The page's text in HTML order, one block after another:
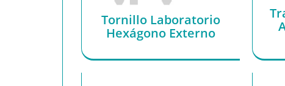
Tornillo Laboratorio
Hexágono Externo